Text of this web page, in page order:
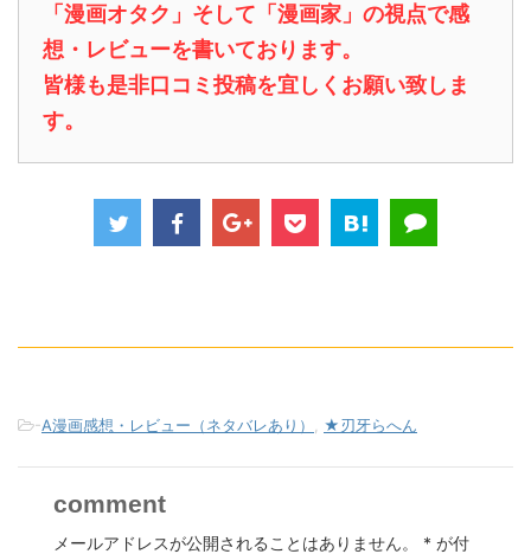
「漫画オタク」そして「漫画家」の視点で感
想・レビューを書いております。
皆様も是非口コミ投稿を宜しくお願い致しま
す。
-A漫画感想・レビュー（ネタバレあり） ★刃牙らへん
comment
メールアドレスが公開されることはありません。 * が付